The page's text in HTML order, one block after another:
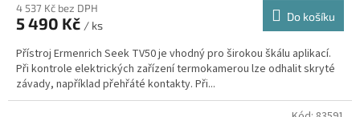
4 537 Kč bez DPH
5 490 Kč / ks
Do košíku
Přístroj Ermenrich Seek TV50 je vhodný pro širokou škálu aplikací.
Při kontrole elektrických zařízení termokamerou lze odhalit skryté
závady, například přehřáté kontakty. Při...